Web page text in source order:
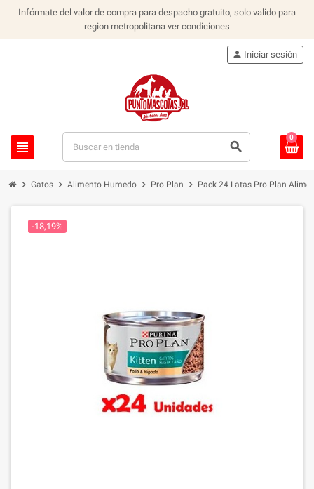
Infórmate del valor de compra para despacho gratuito, solo valido para
region metropolitana ver condiciones
view_headline search
person Iniciar sesión
0
chevron_right Gatos chevron_right Alimento Humedo chevron_right Pro Plan chevron_right Pack 24 Latas Pro Plan
-18,19%